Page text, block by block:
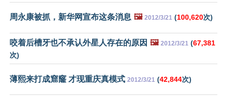
周永康被抓，新华网宣布这条消息 🖼️ 2012/3/21 (100,620次)
咬着后槽牙也不承认外星人存在的原因 🖼️ 2012/3/21 (67,381
次)
薄熙来打成窟窿 才现重庆真模式 2012/3/21 (42,844次)